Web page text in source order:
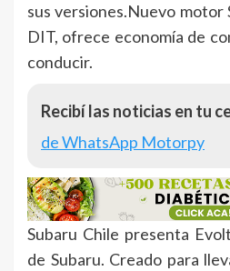
sus versiones.Nuevo motor
DIT, ofrece economía de
conducir.
Recibí las noticias en tu
de WhatsApp Motorpy
Subaru Chile presenta
de Subaru. Creado para